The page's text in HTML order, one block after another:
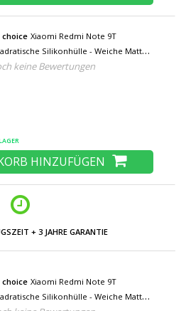
choice Xiaomi Redmi Note 9T
Silikonhülle - Weiche Matte
Liquid Cover Dunkelviolett
keine Bewertungen
HINZUFÜGEN
UND GROSSE AUSWAHL
choice Xiaomi Redmi Note 9T
Silikonhülle - Weiche Matte